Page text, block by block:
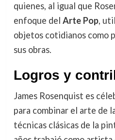
quienes, al igual que
enfoque del Arte Pop,
objetos cotidianos como
sus obras.
Logros y
James Rosenquist es
para combinar el arte de
técnicas clásicas de la